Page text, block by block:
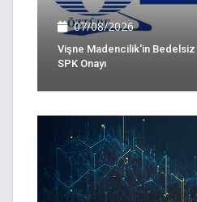
07/08/2026
Vişne Madencilik'in Bedelsiz
SPK Onayı